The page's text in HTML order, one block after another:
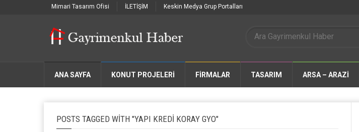
Mimari Tasarım Ofisi İLETİŞİM Keskin Medya Grup Portalları
ANA SAYFA KONUT PROJELERİ FIRMALAR TASARIM ARSA – ARAZİ
POSTS TAGGED WITH "YAPI KREDI KORAY GYO"